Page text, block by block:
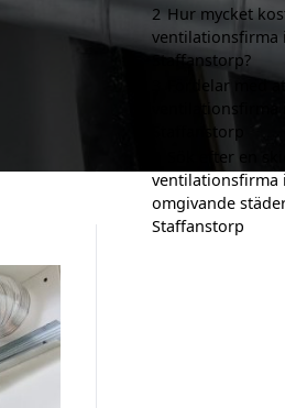
2 Hur mycket
ventilationsfirma i
Staffanstorp?
Fördelar med
ventilationsfirma i
Staffanstorp
Sök efter en
ventilationsfirma
omgivande
Staffanstorp